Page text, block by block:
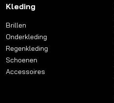
Kleding
Brillen
Onderkleding
Regenkleding
Schoenen
Accessoires